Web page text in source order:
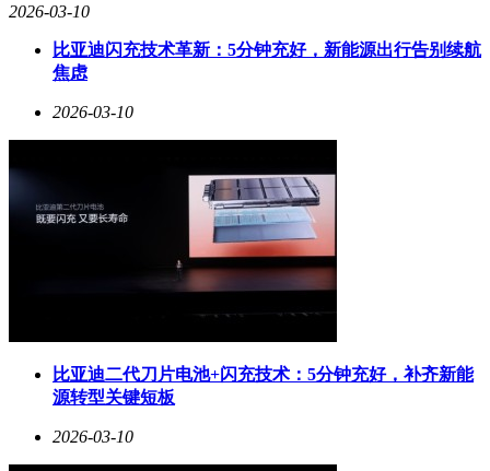
2026-03-10
比亚迪闪充技术革新：5分钟充好，新能源出行告别续航
焦虑
2026-03-10
比亚迪二代刀片电池+闪充技术：5分钟充好，补齐新能
源转型关键短板
2026-03-10